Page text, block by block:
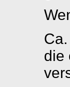
die